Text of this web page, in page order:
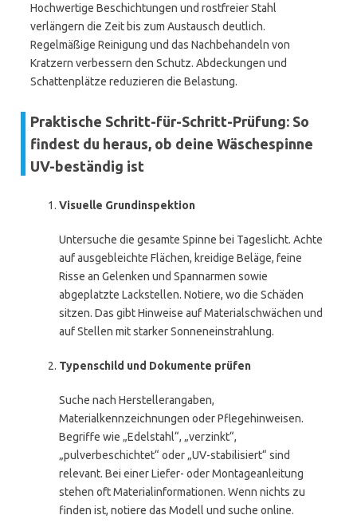
Hochwertige Beschichtungen und rostfreier Stahl
verlängern die Zeit bis zum Austausch deutlich.
Regelmäßige Reinigung und das Nachbehandeln von
Kratzern verbessern den Schutz. Abdeckungen und
Schattenplätze reduzieren die Belastung.
Praktische Schritt-für-Schritt-Prüfung: So
findest du heraus, ob deine Wäschespinne
UV-beständig ist
Visuelle Grundinspektion
Untersuche die gesamte Spinne bei Tageslicht. Achte
auf ausgebleichte Flächen, kreidige Beläge, feine
Risse an Gelenken und Spannarmen sowie
abgeplatzte Lackstellen. Notiere, wo die Schäden
sitzen. Das gibt Hinweise auf Materialschwächen und
auf Stellen mit starker Sonneneinstrahlung.
Typenschild und Dokumente prüfen
Suche nach Herstellerangaben,
Materialkennzeichnungen oder Pflegehinweisen.
Begriffe wie „Edelstahl“, „verzinkt“,
„pulverbeschichtet“ oder „UV-stabilisiert“ sind
relevant. Bei einer Liefer- oder Montageanleitung
stehen oft Materialinformationen. Wenn nichts zu
finden ist, notiere das Modell und suche online.